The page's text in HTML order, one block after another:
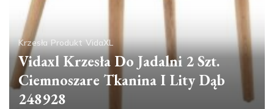
Krzesła Produkt VidaXL
Vidaxl Krzesła Do Jadalni 2 Szt.
Ciemnoszare Tkanina I Lity Dąb
248928